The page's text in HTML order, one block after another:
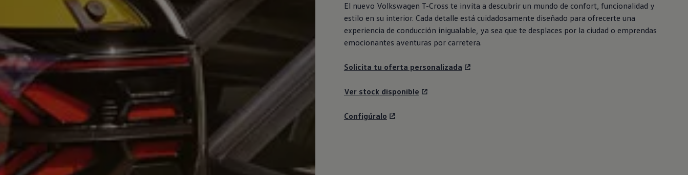
El nuevo Volkswagen T-Cross te invita a descubrir un mundo de confort, funcionalidad y
estilo en su interior. Cada detalle está cuidadosamente diseñado para ofrecerte una
experiencia de conducción inigualable, ya sea que te desplaces por la ciudad o emprendas
emocionantes aventuras por carretera.
Solicita tu oferta personalizada
Ver stock disponible
Configúralo